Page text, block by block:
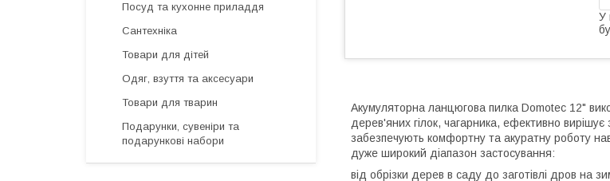
У
Акумуляторна ланцюгова пилка Domotec 12"
дерев'яних гілок, чагарника, ефективно вирішує
забезпечують комфортну та акуратну роботу
дуже широкий діапазон застосування:
від обрізки дерев в саду до заготівлі дров на
Посуд та кухонне приладдя
Сантехніка
Товари для дітей
Одяг, взуття та аксесуари
Товари для тварин
Подарунки, сувеніри та
подарункові набори